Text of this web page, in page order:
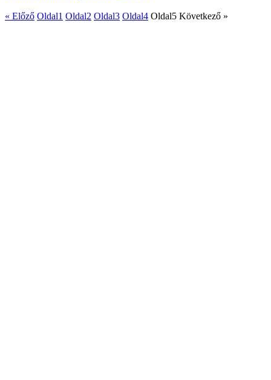
« Előző Oldal1 Oldal2 Oldal3 Oldal4 Oldal5 Következő »